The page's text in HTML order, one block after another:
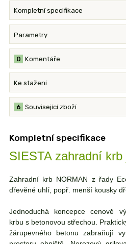
Kompletní specifikace
Parametry
Komentáře
0
Ke stažení
Související zboží
6
Kompletní specifikace
SIESTA zahradní
Zahradní krb NORMAN z řady
dřevěné uhlí, popř. menší kousky
Jednoduchá koncepce cenově
krbu s betonovou střechou.
žárupevného betonu zabraňují